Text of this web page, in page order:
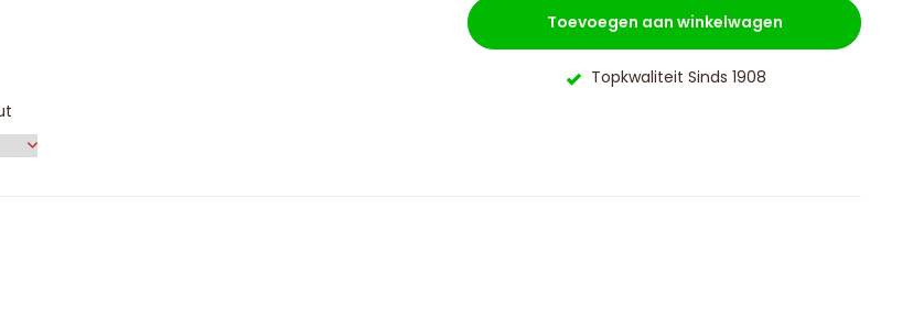
Toevoegen aan winkelwagen
Topkwaliteit Sinds 1908